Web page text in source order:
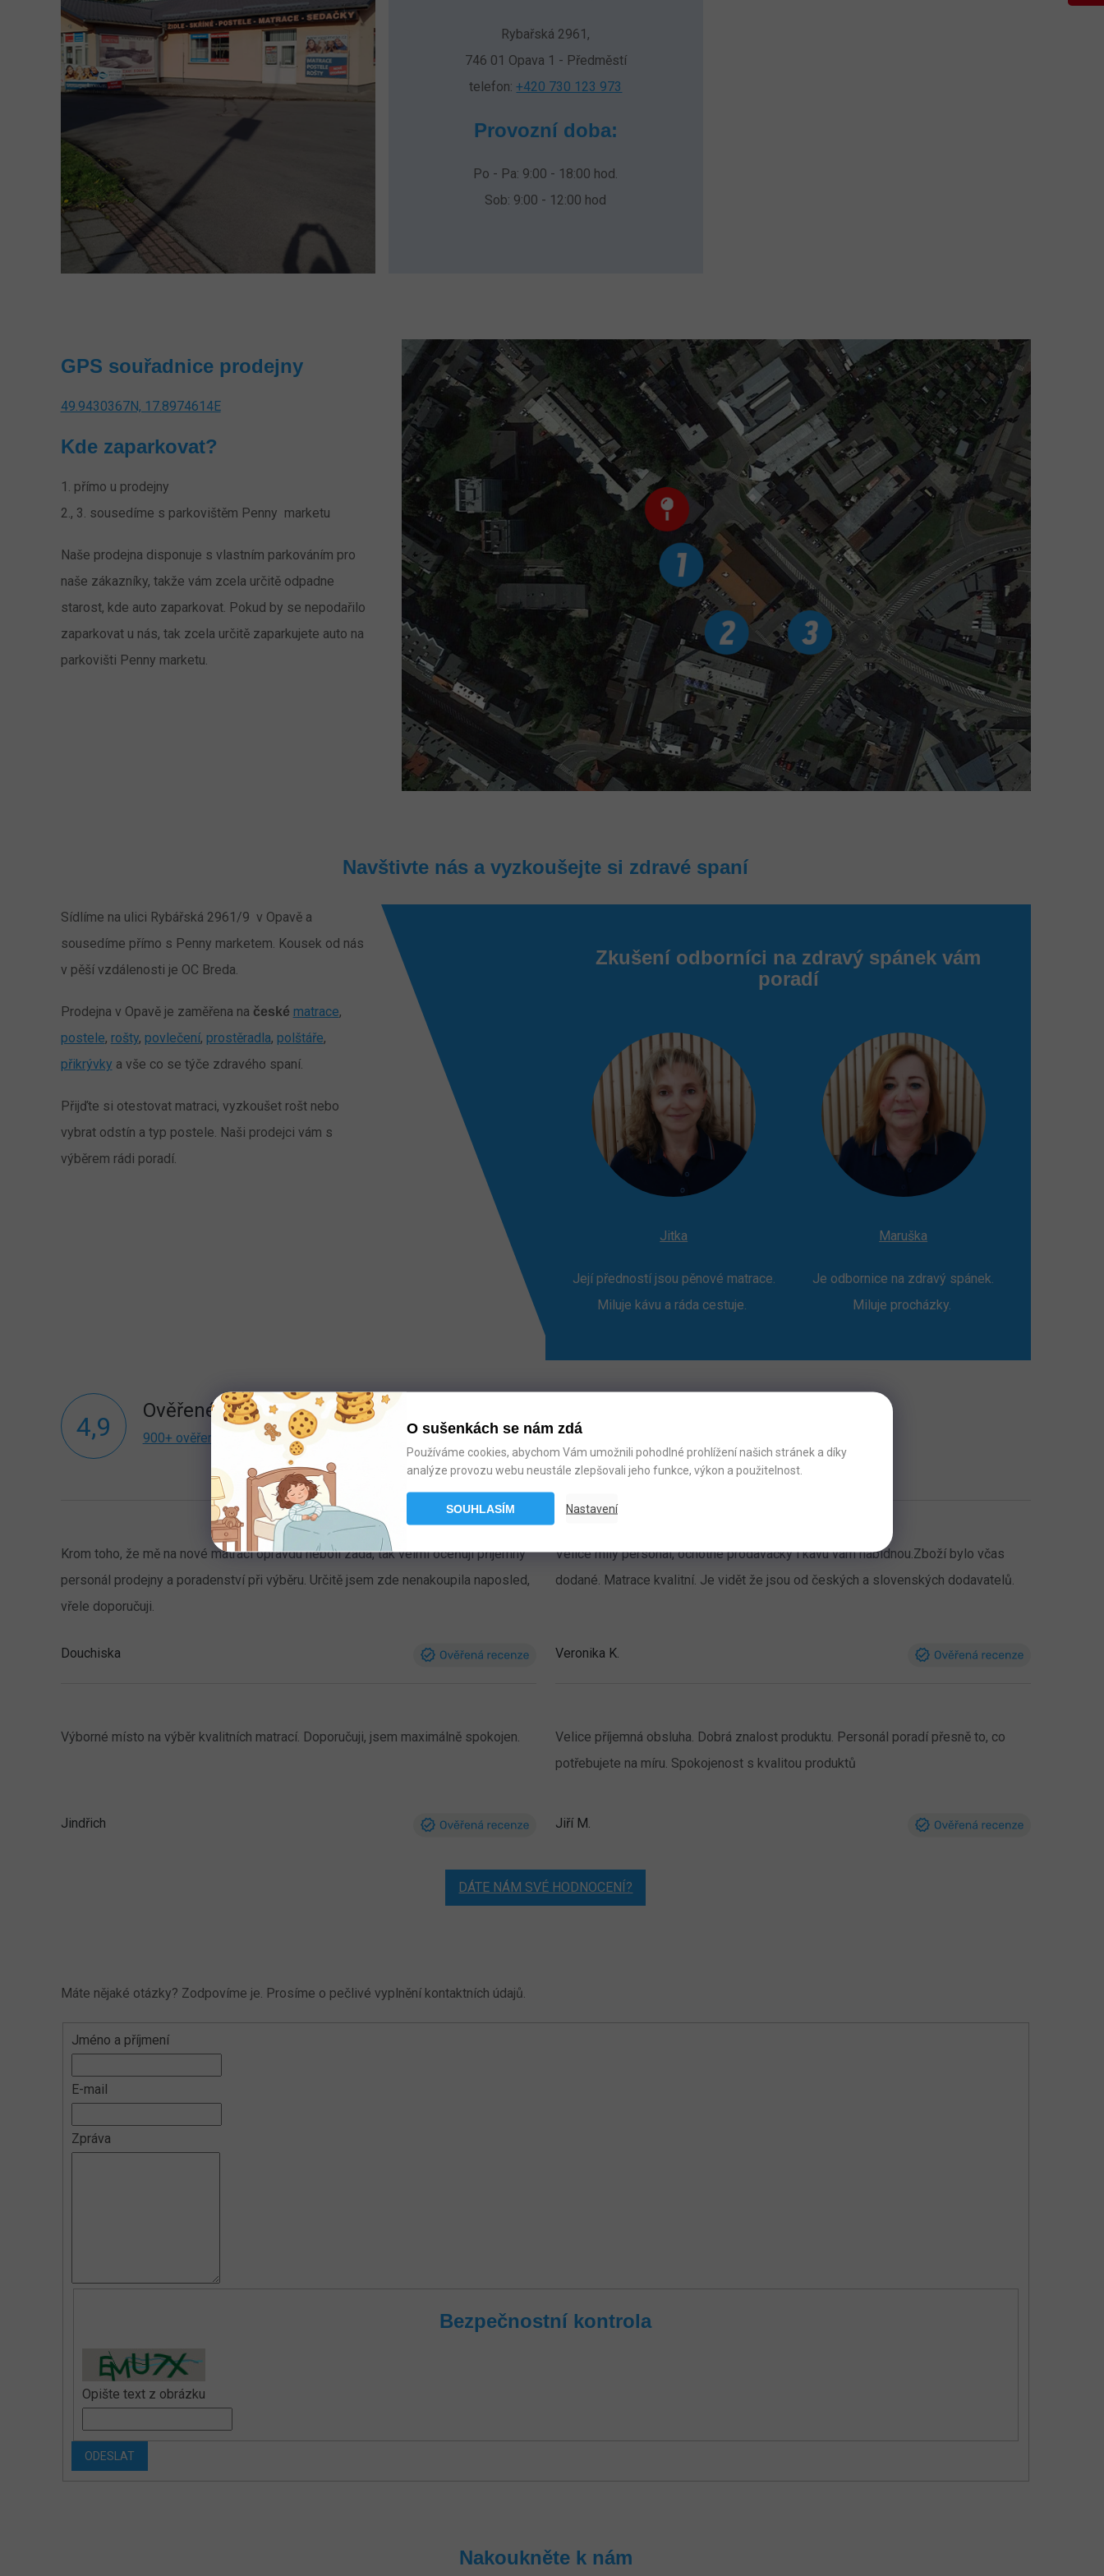
O sušenkách se nám zdá
Používáme cookies, abychom Vám umožnili pohodlné prohlížení našich stránek a díky
analýze provozu webu neustále zlepšovali jeho funkce, výkon a použitelnost.
SOUHLASÍM Nastavení
Rybařská 2961,
746 01 Opava 1 - Předměstí
telefon:+420 730 123 973
Provozní doba:
Po - Pa: 9:00 - 18:00 hod.
Sob: 9:00 - 12:00 hod
GPS souřadnice prodejny
49.9430367N, 17.8974614E
Kde zaparkovat?
1. přímo u prodejny
2., 3. sousedíme s parkovištěm Penny marketu
Naše prodejna disponuje s vlastním parkováním pro
naše zákazníky, takže vám zcela určitě odpadne
starost, kde auto zaparkovat. Pokud by se nepodařilo
zaparkovat u nás, tak zcela určitě zaparkujete auto na
parkovišti Penny marketu.
Navštivte nás a vyzkoušejte si zdravé spaní
Sídlíme na ulici Rybářská 2961/9 v Opavě a
sousedíme přímo s Penny marketem. Kousek od nás
v pěší vzdálenosti je OC Breda.
Prodejna v Opavě je zaměřena na české matrace,
postele, rošty, povlečení, prostěradla, polštáře,
přikrývky a vše co se týče zdravého spaní.
Přijďte si otestovat matraci, vyzkoušet rošt nebo
vybrat odstín a typ postele. Naši prodejci vám s
výběrem rádi poradí.
Zkušení odborníci na zdravý spánek vám
poradí
Jitka
Její předností jsou pěnové matrace.
Miluje kávu a ráda cestuje.
Maruška
Je odbornice na zdravý spánek.
Miluje procházky.
4,9
Ověřené recenze
900+ ověřených recenzí
Krom toho, že mě na nové matraci opravdu nebolí záda, tak velmi oceňuji příjemný
personál prodejny a poradenství při výběru. Určitě jsem zde nenakoupila naposled,
vřele doporučuji.
Douchiska
Velice milý personál, ochotné prodavačky i kávu vám nabídnou.Zboží bylo včas
dodané. Matrace kvalitní. Je vidět že jsou od českých a slovenských dodavatelů.
Veronika K.
Výborné místo na výběr kvalitních matrací. Doporučuji, jsem maximálně spokojen.
Jindřich
Velice příjemná obsluha. Dobrá znalost produktu. Personál poradí přesně to, co
potřebujete na míru. Spokojenost s kvalitou produktů
Jiří M.
DÁTE NÁM SVÉ HODNOCENÍ?
Máte nějaké otázky? Zodpovíme je. Prosíme o pečlivé vyplnění kontaktních údajů.
Jméno a příjmení
E-mail
Zpráva
Bezpečnostní kontrola
Opište text z obrázku
ODESLAT
Nakoukněte k nám